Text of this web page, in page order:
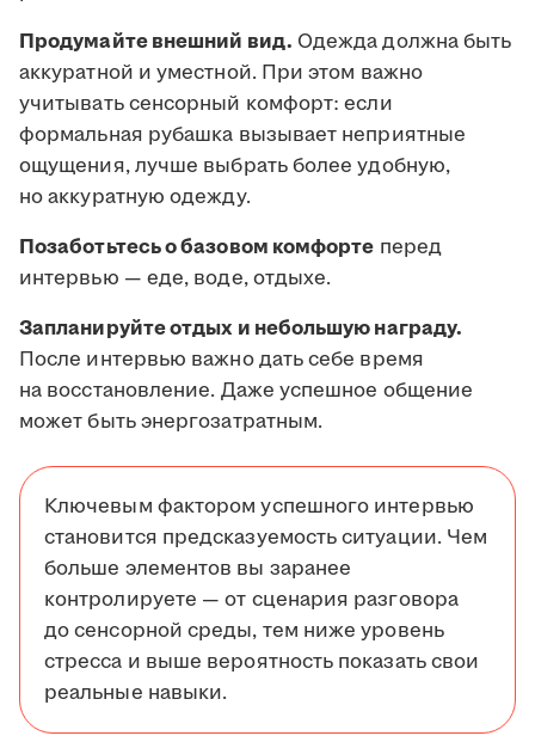
Продумайте внешний вид. Одежда должна быть
аккуратной и уместной. При этом важно
учитывать сенсорный комфорт: если
формальная рубашка вызывает неприятные
ощущения, лучше выбрать более удобную,
но аккуратную одежду.
Позаботьтесь о базовом комфорте перед
интервью — еде, воде, отдыхе.
Запланируйте отдых и небольшую награду.
После интервью важно дать себе время
на восстановление. Даже успешное общение
может быть энергозатратным.
Ключевым фактором успешного интервью
становится предсказуемость ситуации. Чем
больше элементов вы заранее
контролируете — от сценария разговора
до сенсорной среды, тем ниже уровень
стресса и выше вероятность показать свои
реальные навыки.